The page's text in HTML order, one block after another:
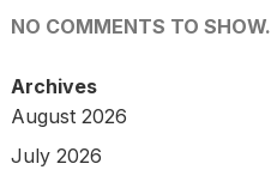
NO COMMENTS TO SHOW.
Archives
August 2026
July 2026